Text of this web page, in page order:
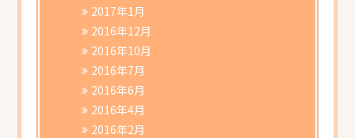
2017年1月
2016年12月
2016年10月
2016年7月
2016年6月
2016年4月
2016年2月